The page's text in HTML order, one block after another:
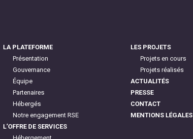
LA PLATEFORME
Présentation
Gouvernance
Équipe
Partenaires
Hébergés
Notre engagement RSE
L’OFFRE DE SERVICES
LES PROJETS
Projets en cours
Projets réalisés
ACTUALITÉS
PRESSE
CONTACT
MENTIONS LÉGALES